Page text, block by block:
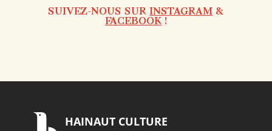
SUIVEZ-NOUS SURINSTAGRAM &
FACEBOOK!
HAINAUT CULTURE